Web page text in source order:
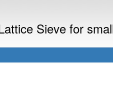
Sieve for